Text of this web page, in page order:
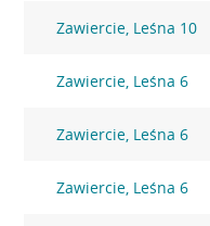
Zawiercie, Leśna 10
Zawiercie, Leśna 6
Zawiercie, Leśna 6
Zawiercie, Leśna 6